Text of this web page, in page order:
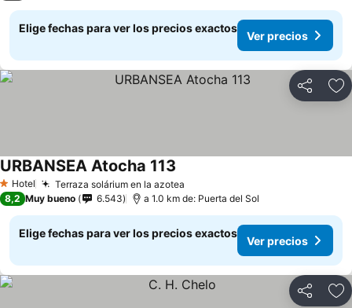
Elige fechas para ver los precios exactos
Ver precios
Compartir
1 Estrellas
Hotel Terraza solárium en la azotea
URBANSEA Atocha 113
8,2 Muy bueno 6.543 a 1.0 km de: Puerta del Sol
Elige fechas para ver los precios exactos
Ver precios
Compartir